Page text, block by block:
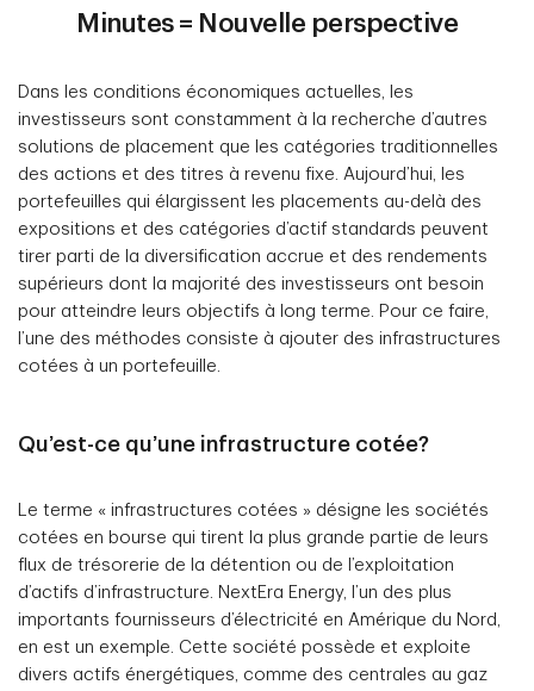
Minutes = Nouvelle perspective
Dans les conditions économiques actuelles, les
investisseurs sont constamment à la recherche d’autres
solutions de placement que les catégories traditionnelles
des actions et des titres à revenu fixe. Aujourd’hui, les
portefeuilles qui élargissent les placements au-delà des
expositions et des catégories d’actif standards peuvent
tirer parti de la diversification accrue et des rendements
supérieurs dont la majorité des investisseurs ont besoin
pour atteindre leurs objectifs à long terme. Pour ce faire,
l’une des méthodes consiste à ajouter des infrastructures
cotées à un portefeuille.
Qu’est-ce qu’une infrastructure cotée?
Le terme « infrastructures cotées » désigne les sociétés
cotées en bourse qui tirent la plus grande partie de leurs
flux de trésorerie de la détention ou de l’exploitation
d’actifs d’infrastructure. NextEra Energy, l’un des plus
importants fournisseurs d’électricité en Amérique du Nord,
en est un exemple. Cette société possède et exploite
divers actifs énergétiques, comme des centrales au gaz